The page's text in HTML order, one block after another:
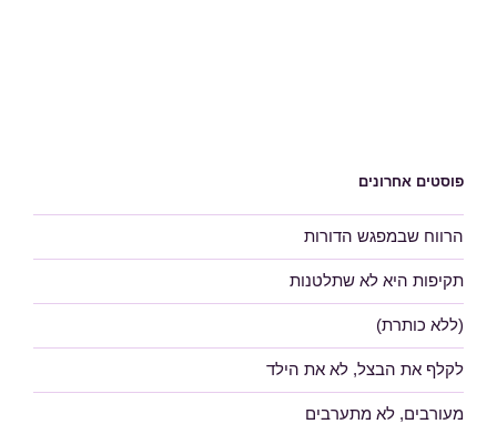
פוסטים אחרונים
הרווח שבמפגש הדורות
תקיפות היא לא שתלטנות
(ללא כותרת)
לקלף את הבצל, לא את הילד
מעורבים, לא מתערבים